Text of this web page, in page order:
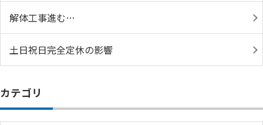
解体工事進む…
土日祝日完全定休の影響
カテゴリ